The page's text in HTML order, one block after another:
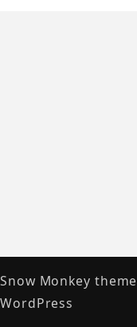
Snow Monkey
WordPress